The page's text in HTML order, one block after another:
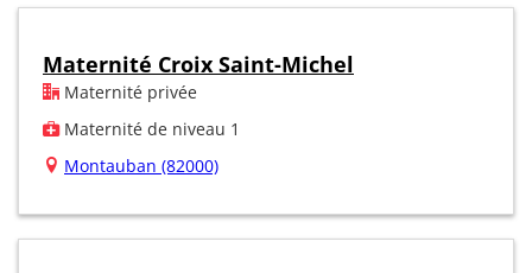
Maternité Croix Saint-Michel
Maternité privée
Maternité de niveau 1
Montauban (82000)